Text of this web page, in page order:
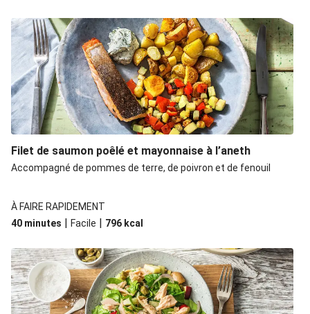
Filet de saumon poêlé et mayonnaise à l’aneth
Accompagné de pommes de terre, de poivron et de fenouil
À FAIRE RAPIDEMENT
40 minutes | Facile | 796 kcal